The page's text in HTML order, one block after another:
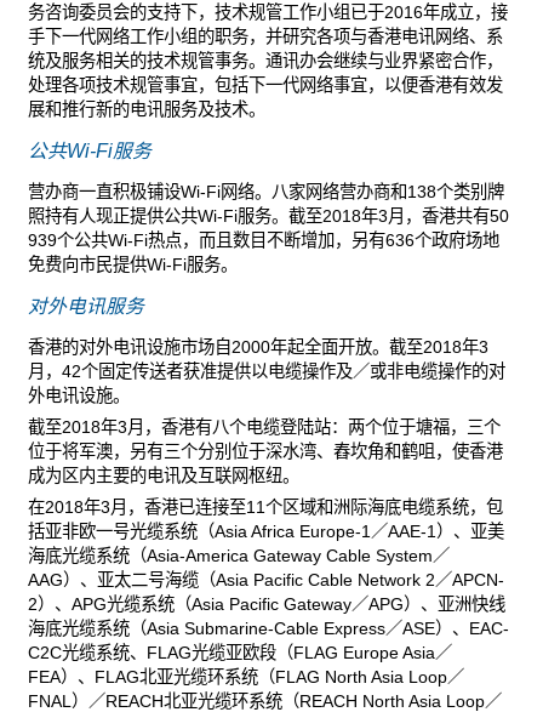
务咨询委员会的支持下，技术规管工作小组已于2016年成立，接
手下一代网络工作小组的职务，并研究各项与香港电讯网络、系
统及服务相关的技术规管事务。通讯办会继续与业界紧密合作，
处理各项技术规管事宜，包括下一代网络事宜，以便香港有效发
展和推行新的电讯服务及技术。
公共Wi-Fi服务
营办商一直积极铺设Wi-Fi网络。八家网络营办商和138个类别牌
照持有人现正提供公共Wi-Fi服务。截至2018年3月，香港共有50
939个公共Wi-Fi热点，而且数目不断增加，另有636个政府场地
免费向市民提供Wi-Fi服务。
对外电讯服务
香港的对外电讯设施市场自2000年起全面开放。截至2018年3
月，42个固定传送者获准提供以电缆操作及／或非电缆操作的对
外电讯设施。
截至2018年3月，香港有八个电缆登陆站：两个位于塘福，三个
位于将军澳，另有三个分别位于深水湾、舂坎角和鹤咀，使香港
成为区内主要的电讯及互联网枢纽。
在2018年3月，香港已连接至11个区域和洲际海底电缆系统，包
括亚非欧一号光缆系统（Asia Africa Europe-1／AAE-1）、亚美
海底光缆系统（Asia-America Gateway Cable System／
AAG）、亚太二号海缆（Asia Pacific Cable Network 2／APCN-
2）、APG光缆系统（Asia Pacific Gateway／APG）、亚洲快线
海底光缆系统（Asia Submarine-Cable Express／ASE）、EAC-
C2C光缆系统、FLAG光缆亚欧段（FLAG Europe Asia／
FEA）、FLAG北亚光缆环系统（FLAG North Asia Loop／
FNAL）／REACH北亚光缆环系统（REACH North Asia Loop／